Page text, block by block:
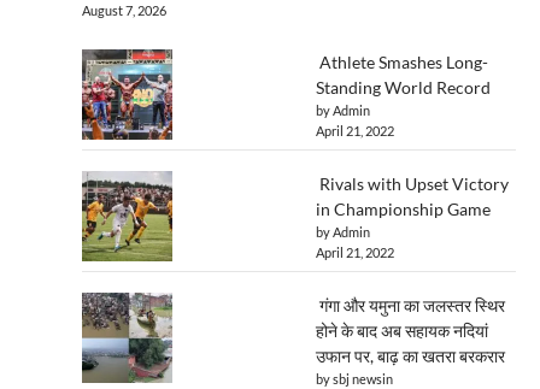
August 7, 2026
Athlete Smashes Long-
Standing World Record
by Admin
April 21, 2022
Rivals with Upset Victory
in Championship Game
by Admin
April 21, 2022
गंगा और यमुना का जलस्तर स्थिर
होने के बाद अब सहायक नदियां
उफान पर, बाढ़ का खतरा बरकरार
by sbj newsin